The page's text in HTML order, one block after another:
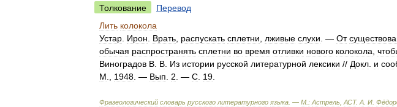
Толкование
Перевод
Лить колокола
Устар Ирон Врать распускать сплетни лживые слухи . — От
обычая распространять сплетни во время отливки нового колокола
Виноградов В В Из истории русской литературной лексики // Докл и
М
1948 . — Вып 2 . — С 19
Фразеологический словарь русского литературного языка . — М : Астрель АСТ. А И